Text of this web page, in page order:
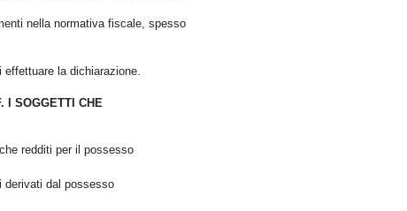
nella normativa fiscale, spesso
la dichiarazione.
I SOGGETTI CHE
redditi per il possesso
derivati dal possesso